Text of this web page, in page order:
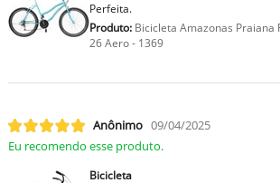
Perfeita.
Produto:Bicicleta Amazonas Praiana
26 Aero - 1369
Anônimo 09/04/2025
Eu recomendo esse produto.
Bicicleta